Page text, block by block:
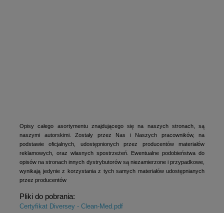
Opisy całego asortymentu znajdującego się na naszych stronach, są
naszymi autorskimi. Zostały przez Nas i Naszych pracowników, na
podstawie oficjalnych, udostępnionych przez producentów materiałów
reklamowych, oraz własnych spostrzeżeń. Ewentualne podobieństwa do
opisów na stronach innych dystrybutorów są niezamierzone i przypadkowe,
wynikają jedynie z korzystania z tych samych materiałów udostępnianych
przez producentów
Pliki do pobrania:
Certyfikat Diversey - Clean-Med.pdf